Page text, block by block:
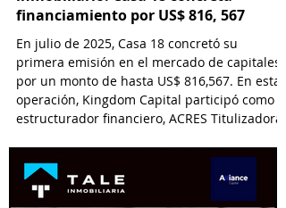
financiamiento por US$ 816, 567
En julio de 2025, Casa 18 concretó su
primera emisión en el mercado de capitales
por un monto de hasta US$ 816,567. En esta
operación, Kingdom Capital participó como
estructurador financiero, ACRES Titulizadora
Estructurador y Lau-Tam & Walde como
asesor legal.